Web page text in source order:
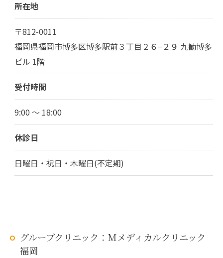
所在地
〒812-0011
福岡県福岡市博多区博多駅前３丁目２６−２９ 九勧博多
ビル 1階
受付時間
9:00 ～ 18:00
休診日
日曜日・祝日・木曜日(不定期)
グループクリニック：Mメディカルクリニック
福岡